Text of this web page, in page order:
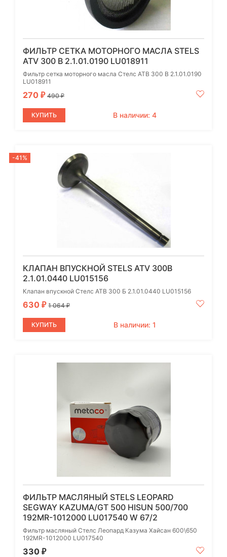
ФИЛЬТР СЕТКА МОТОРНОГО МАСЛА STELS
ATV 300 B 2.1.01.0190 LU018911
Фильтр сетка моторного масла Стелс АТВ 300 B 2.1.01.0190
LU018911
270 ₽ 490₽
КУПИТЬ В наличии: 4
-41%
КЛАПАН ВПУСКНОЙ STELS ATV 300B
2.1.01.0440 LU015156
Клапан впускной Стелс АТВ 300 Б 2.1.01.0440 LU015156
630 ₽ 1 064₽
КУПИТЬ В наличии: 1
ФИЛЬТР МАСЛЯНЫЙ STELS LEOPARD
SEGWAY KAZUMA/GT 500 HISUN 500/700
192MR-1012000 LU017540 W 67/2
Фильтр масляный Стелс Леопард Казума Хайсан 600\650
192MR-1012000 LU017540
330 ₽